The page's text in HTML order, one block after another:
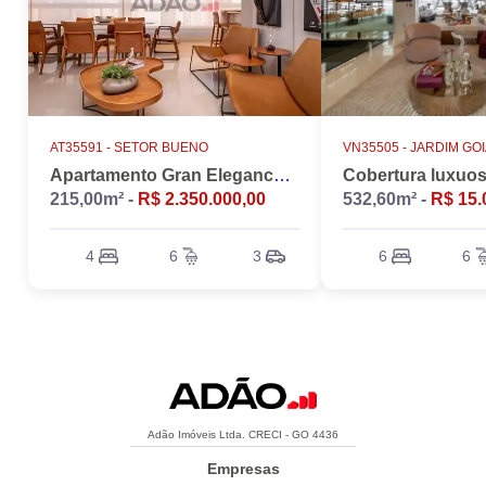
AT35591 - SETOR BUENO
Apartamento Gran Elegance - 4 suites + Home Office
215,00m² - R$ 2.350.000,00
4 6 3
VN35505 - JARDIM
532,60m² - R$
6 6
Adão Imóveis Ltda. CRECI - GO 4436
Empresas